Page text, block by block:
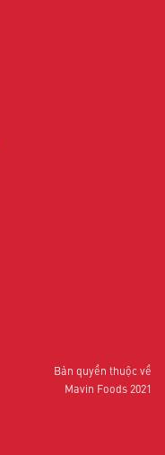
Bản quyền thuộc về
Mavin Foods 2021